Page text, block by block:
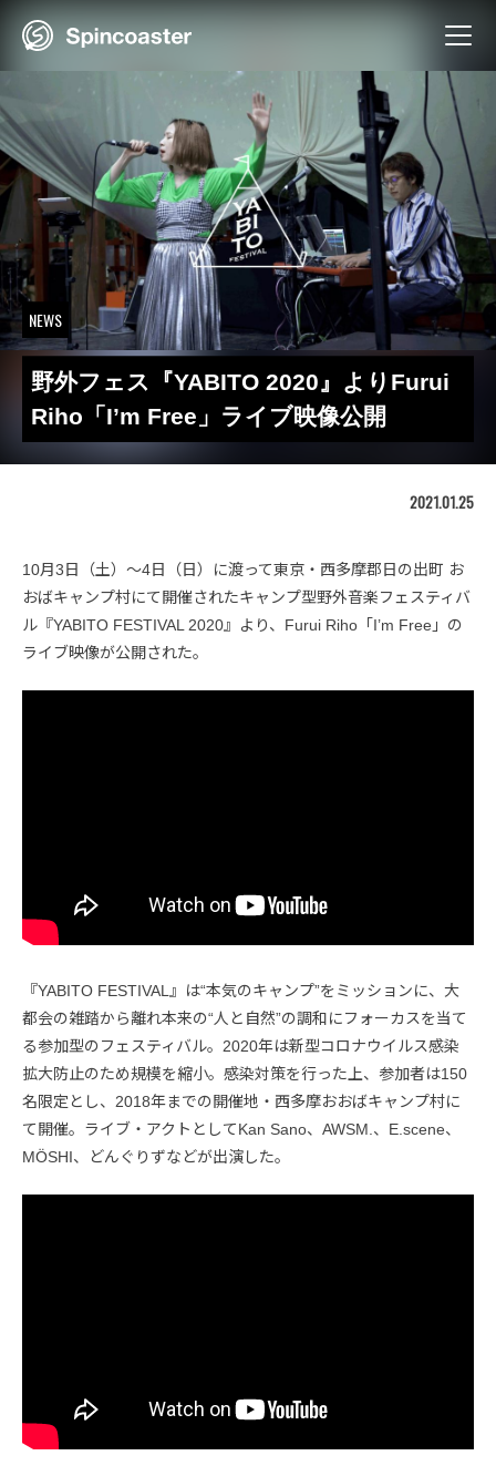
NEWS
野外フェス『YABITO 2020』よりFurui
Riho「I’m Free」ライブ映像公開
2021.01.25
10月3日（土）〜4日（日）に渡って東京・西多摩郡日の出町 お
おばキャンプ村にて開催されたキャンプ型野外音楽フェスティバ
ル『YABITO FESTIVAL 2020』より、Furui Riho「I’m Free」の
ライブ映像が公開された。
『YABITO FESTIVAL』は“本気のキャンプ”をミッションに、大
都会の雑踏から離れ本来の“人と自然”の調和にフォーカスを当て
る参加型のフェスティバル。2020年は新型コロナウイルス感染
拡大防止のため規模を縮小。感染対策を行った上、参加者は150
名限定とし、2018年までの開催地・西多摩おおばキャンプ村に
て開催。ライブ・アクトとしてKan Sano、AWSM.、E.scene、
MÖSHI、どんぐりずなどが出演した。